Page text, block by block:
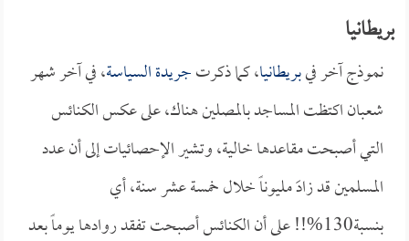
بريطانيا
نموذج آخر فيبريطانيا، كما ذكرتجريدة السياسة، في آخر شهر
شعبان اكتظت المساجد بالمصلين هناك، على عكس الكنائس
التي أصبحت مقاعدها خالية، وتشير الإحصائيات إلى أن عدد
المسلمين قد زادَ مليوناً خلال خمسة عشر سنة، أي
بنسبة130%!! على أن الكنائس أصبحت تفقد روادها يوماً بعد